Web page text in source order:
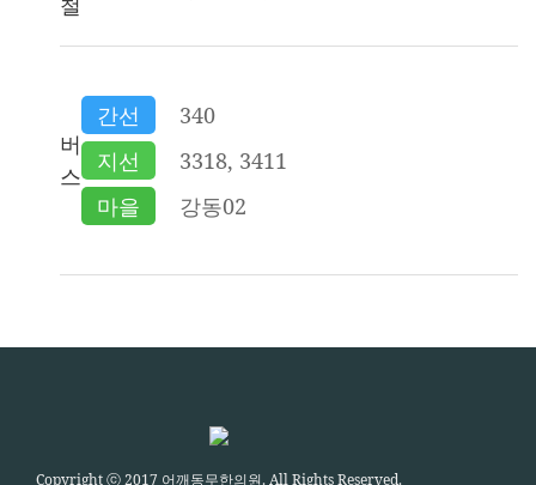
버
스
간선
340
지선
3318, 3411
마을
강동02
Copyright ⓒ 2017 어깨동무한의원. All Rights Reserved.